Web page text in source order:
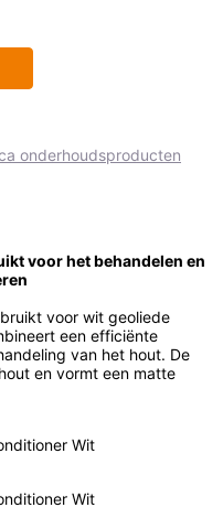
onderhoudsproducten
voor het behandelen en
voor wit geoliede
een efficiënte
van het hout. De
en vormt een matte
Wit
Wit